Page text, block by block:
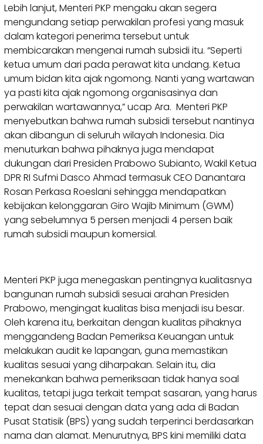
Lebih lanjut, Menteri PKP mengaku akan segera
mengundang setiap perwakilan profesi yang masuk
dalam kategori penerima tersebut untuk
membicarakan mengenai rumah subsidi itu. “Seperti
ketua umum dari pada perawat kita undang. Ketua
umum bidan kita ajak ngomong. Nanti yang wartawan
ya pasti kita ajak ngomong organisasinya dan
perwakilan wartawannya,” ucap Ara. Menteri PKP
menyebutkan bahwa rumah subsidi tersebut nantinya
akan dibangun di seluruh wilayah Indonesia. Dia
menuturkan bahwa pihaknya juga mendapat
dukungan dari Presiden Prabowo Subianto, Wakil Ketua
DPR RI Sufmi Dasco Ahmad termasuk CEO Danantara
Rosan Perkasa Roeslani sehingga mendapatkan
kebijakan kelonggaran Giro Wajib Minimum (GWM)
yang sebelumnya 5 persen menjadi 4 persen baik
rumah subsidi maupun komersial.
Menteri PKP juga menegaskan pentingnya kualitasnya
bangunan rumah subsidi sesuai arahan Presiden
Prabowo, mengingat kualitas bisa menjadi isu besar.
Oleh karena itu, berkaitan dengan kualitas pihaknya
menggandeng Badan Pemeriksa Keuangan untuk
melakukan audit ke lapangan, guna memastikan
kualitas sesuai yang diharpakan. Selain itu, dia
menekankan bahwa pemeriksaan tidak hanya soal
kualitas, tetapi juga terkait tempat sasaran, yang harus
tepat dan sesuai dengan data yang ada di Badan
Pusat Statisik (BPS) yang sudah terperinci berdasarkan
nama dan alamat. Menurutnya, BPS kini memiliki data